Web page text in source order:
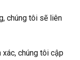
chúng tôi sẽ liên
chúng tôi cập